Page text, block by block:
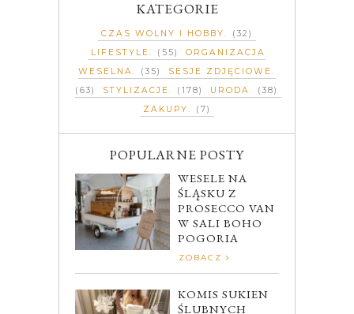
KATEGORIE
CZAS WOLNY I HOBBY
(32)
LIFESTYLE
(55)
ORGANIZACJA
WESELNA
(35)
SESJE ZDJĘCIOWE
(63)
STYLIZACJE (178) URODA
(38)
ZAKUPY
(7)
POPULARNE POSTY
WESELE NA
ŚLĄSKU Z
PROSECCO VAN
W SALI BOHO
POGORIA
ZOBACZ
KOMIS SUKIEN
ŚLUBNYCH